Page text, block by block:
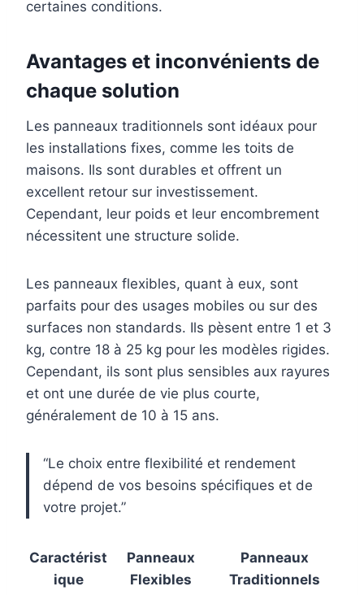
certaines conditions.
Avantages et inconvénients de
chaque solution
Les panneaux traditionnels sont idéaux pour
les installations fixes, comme les toits de
maisons. Ils sont durables et offrent un
excellent retour sur investissement.
Cependant, leur poids et leur encombrement
nécessitent une structure solide.
Les panneaux flexibles, quant à eux, sont
parfaits pour des usages mobiles ou sur des
surfaces non standards. Ils pèsent entre 1 et 3
kg, contre 18 à 25 kg pour les modèles rigides.
Cependant, ils sont plus sensibles aux rayures
et ont une durée de vie plus courte,
généralement de 10 à 15 ans.
“Le choix entre flexibilité et rendement
dépend de vos besoins spécifiques et de
votre projet.”
Caractérist
ique
Panneaux
Flexibles
Panneaux
Traditionnels